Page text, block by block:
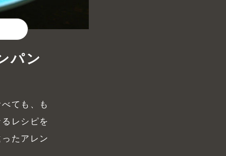
パン
ても、も
レシピを
たアレン